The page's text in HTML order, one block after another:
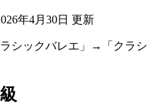
年4月30日 更新
シックバレエ」→「クラシ